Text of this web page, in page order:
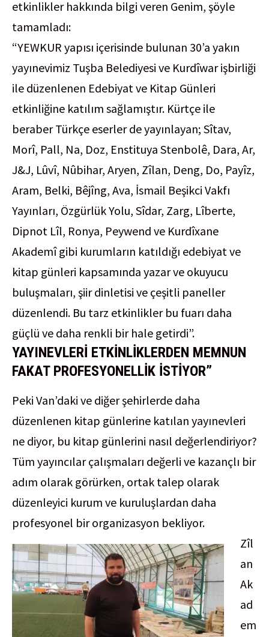
etkinlikler hakkında bilgi veren Genim, şöyle
tamamladı:
“YEWKUR yapısı içerisinde bulunan 30’a yakın
yayınevimiz Tuşba Belediyesi ve Kurdîwar işbirliği
ile düzenlenen Edebiyat ve Kitap Günleri
etkinliğine katılım sağlamıştır. Kürtçe ile
beraber Türkçe eserler de yayınlayan; Sîtav,
Morî, Pall, Na, Doz, Enstituya Stenbolê, Dara, Ar,
J&J, Lûvî, Nûbihar, Aryen, Zîlan, Deng, Do, Payîz,
Aram, Belki, Bêjîng, Ava, İsmail Beşikci Vakfı
Yayınları, Özgürlük Yolu, Sîdar, Zarg, Lîberte,
Dipnot Lîl, Ronya, Peywend ve Kurdîxane
Akademî gibi kurumların katıldığı edebiyat ve
kitap günleri kapsamında yazar ve okuyucu
buluşmaları, şiir dinletisi ve çeşitli paneller
düzenlendi. Bu tarz etkinlikler bu fuarı daha
güçlü ve daha renkli bir hale getirdi”.
YAYINEVLERİ ETKİNLİKLERDEN MEMNUN
FAKAT PROFESYONELLİK İSTİYOR”
Peki Van’daki ve diğer şehirlerde daha
düzenlenen kitap günlerine katılan yayınevleri
ne diyor, bu kitap günlerini nasıl değerlendiriyor?
Tüm yayıncılar çalışmaları değerli ve kazançlı bir
adım olarak görürken, ortak talep olarak
düzenleyici kurum ve kuruluşlardan daha
profesyonel bir organizasyon bekliyor.
Zîl
an
Ak
ad
em